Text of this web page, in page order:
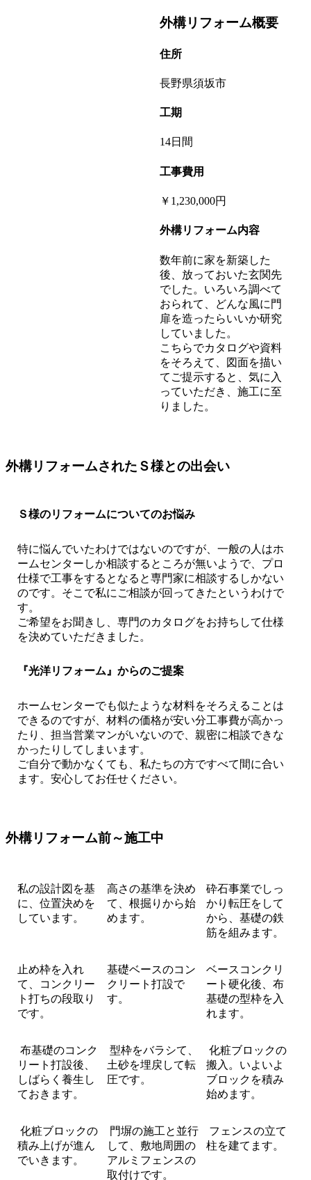
外構リフォーム概要
住所
長野県須坂市
工期
14日間
工事費用
￥1,230,000円
外構リフォーム内容
数年前に家を新築した
後、放っておいた玄関先
でした。いろいろ調べて
おられて、どんな風に門
扉を造ったらいいか研究
していました。
こちらでカタログや資料
をそろえて、図面を描い
てご提示すると、気に入
っていただき、施工に至
りました。
外構リフォームされたＳ様との出会い
Ｓ様のリフォームについてのお悩み
特に悩んでいたわけではないのですが、一般の人はホ
ームセンターしか相談するところが無いようで、プロ
仕様で工事をするとなると専門家に相談するしかない
のです。そこで私にご相談が回ってきたというわけで
す。
ご希望をお聞きし、専門のカタログをお持ちして仕様
を決めていただきました。
『光洋リフォーム』からのご提案
ホームセンターでも似たような材料をそろえることは
できるのですが、材料の価格が安い分工事費が高かっ
たり、担当営業マンがいないので、親密に相談できな
かったりしてしまいます。
ご自分で動かなくても、私たちの方ですべて間に合い
ます。安心してお任せください。
外構リフォーム前～施工中
私の設計図を基
に、位置決めを
しています。
高さの基準を決め
て、根掘りから始
めます。
砕石事業でしっ
かり転圧をして
から、基礎の鉄
筋を組みます。
止め枠を入れ
て、コンクリー
ト打ちの段取り
です。
基礎ベースのコン
クリート打設で
す。
ベースコンクリ
ート硬化後、布
基礎の型枠を入
れます。
布基礎のコンク
リート打設後、
しばらく養生し
ておきます。
型枠をバラシて、
土砂を埋戻して転
圧です。
化粧ブロックの
搬入。いよいよ
ブロックを積み
始めます。
化粧ブロックの
積み上げが進ん
でいきます。
門塀の施工と並行
して、敷地周囲の
アルミフェンスの
取付けです。
フェンスの立て
柱を建てます。